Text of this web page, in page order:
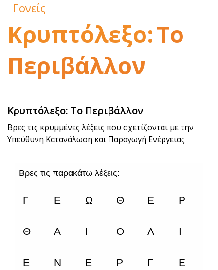
Γονείς
Κρυπτόλεξο:Το
Περιβάλλον
Κρυπτόλεξο: Το Περιβάλλον
Βρες τις κρυμμένες λέξεις που σχετίζονται με την
Υπεύθυνη Κατανάλωση και Παραγωγή Ενέργειας